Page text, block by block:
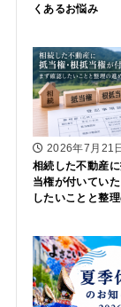
くあるお悩み
2026年7月21
相続した不動産
当権が付いてい
したいことと整